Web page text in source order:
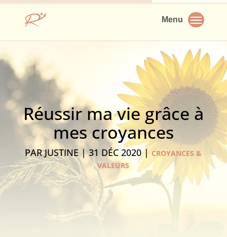
Réussir ma vie grâce à
mes croyances
PARJUSTINE |31 DÉC 2020| CROYANCES &
VALEURS